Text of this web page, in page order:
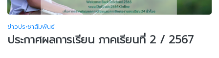
ข่าวประชาสัมพันธ์
ประกาศผลการเรียน ภาคเรียนที่ 2 / 2567